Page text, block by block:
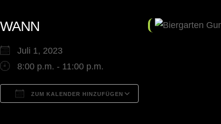
WANN
Juli 1, 2023
8:00 p.m. - 11:00 p.m.
ZUM KALENDER HINZUFÜGEN